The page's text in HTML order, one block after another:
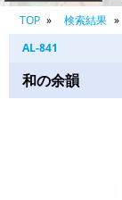
TOP
検索結果
AL-841
和の余韻